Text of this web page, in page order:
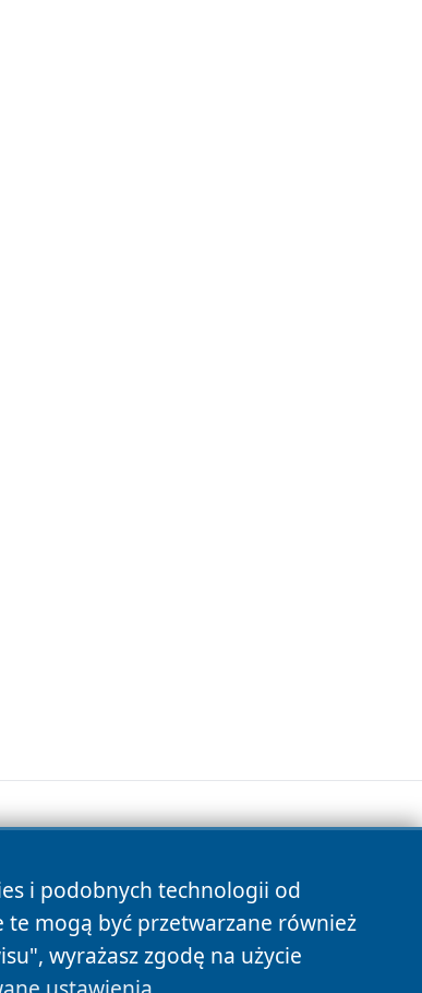
i podobnych technologii od
te mogą być przetwarzane również
wyrażasz zgodę na użycie